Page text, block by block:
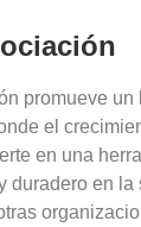
promueve un
el
en una
duradero en